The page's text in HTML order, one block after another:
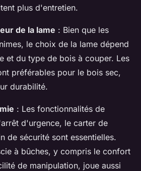
plus d'entretien.
de la lame : Bien que les
le choix de la lame dépend
et du type de bois à couper. Les
préférables pour le bois sec,
durabilité.
: Les fonctionnalités de
d'urgence, le carter de
de sécurité sont essentielles.
à bûches, y compris le confort
de manipulation, joue aussi